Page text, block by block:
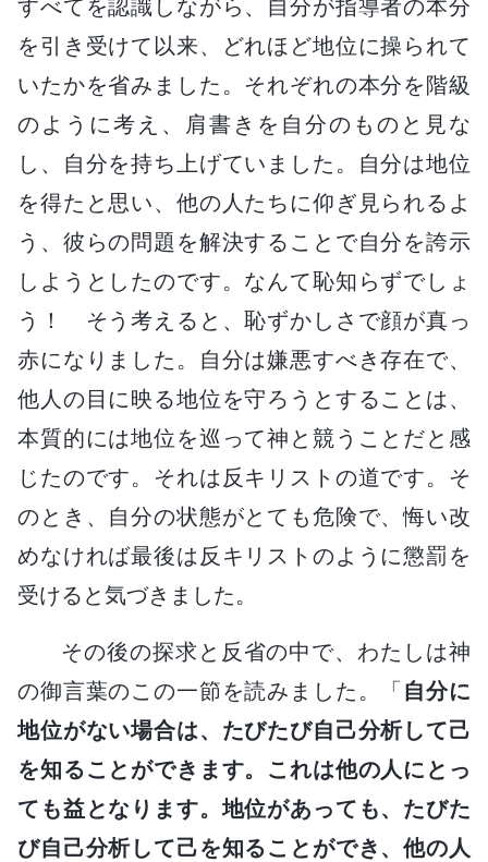
すべてを認識しながら、自分が指導者の本分
を引き受けて以来、どれほど地位に操られて
いたかを省みました。それぞれの本分を階級
のように考え、肩書きを自分のものと見な
し、自分を持ち上げていました。自分は地位
を得たと思い、他の人たちに仰ぎ見られるよ
う、彼らの問題を解決することで自分を誇示
しようとしたのです。なんて恥知らずでしょ
う！ そう考えると、恥ずかしさで顔が真っ
赤になりました。自分は嫌悪すべき存在で、
他人の目に映る地位を守ろうとすることは、
本質的には地位を巡って神と競うことだと感
じたのです。それは反キリストの道です。そ
のとき、自分の状態がとても危険で、悔い改
めなければ最後は反キリストのように懲罰を
受けると気づきました。
その後の探求と反省の中で、わたしは神
の御言葉のこの一節を読みました。「 自分に
地位がない場合は、たびたび自己分析して己
を知ることができます。これは他の人にとっ
ても益となります。地位があっても、たびた
び自己分析して己を知ることができ、他の人